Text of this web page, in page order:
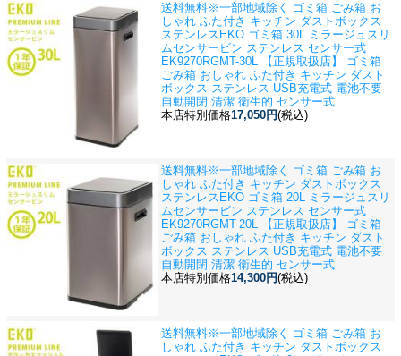
送料無料※一部地域除く ゴミ箱 ごみ箱 お
しゃれ ふた付き キッチン ダストボックス
ステンレス EKO ゴミ箱 30L ミラージュスリ
ムセンサービン ステンレス センサー式
EK9270RGMT-30L 【正規取扱店】 ゴミ箱
ごみ箱 おしゃれ ふた付き キッチン ダスト
ボックス ステンレス USB充電式 電池不要
自動開閉 清潔 衛生的 センサー式
本店特別価格17,050円(税込)
送料無料※一部地域除く ゴミ箱 ごみ箱 お
しゃれ ふた付き キッチン ダストボックス
ステンレス EKO ゴミ箱 20L ミラージュスリ
ムセンサービン ステンレス センサー式
EK9270RGMT-20L 【正規取扱店】 ゴミ箱
ごみ箱 おしゃれ ふた付き キッチン ダスト
ボックス ステンレス USB充電式 電池不要
自動開閉 清潔 衛生的 センサー式
本店特別価格14,300円(税込)
送料無料※一部地域除く ゴミ箱 ごみ箱 お
しゃれ ふた付き キッチン ダストボックス